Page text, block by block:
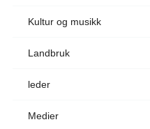
Kultur og musikk
Landbruk
leder
Medier